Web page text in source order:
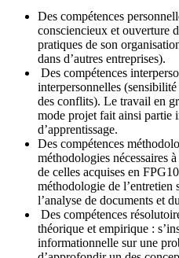
Des compétences
consciencieux et ouverture
pratiques de son
dans d’autres entreprises).
Des compétences
interpersonnelles
des conflits). Le travail en
mode projet fait ainsi partie
d’apprentissage.
Des compétences
méthodologies nécessaires
de celles acquises en
méthodologie de l’entretien
l’analyse de documents et
Des compétences
théorique et empirique :
informationnelle sur une